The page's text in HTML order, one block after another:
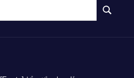
SEARCH